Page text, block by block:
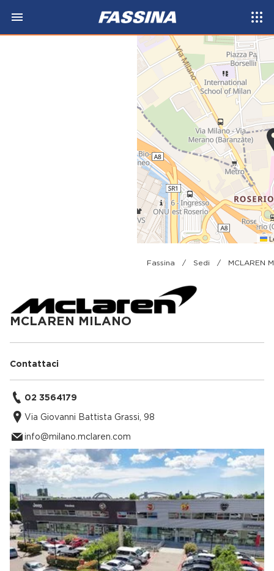
Fassina / Sedi / MCLAREN
MCLAREN MILANO
Contattaci
02 3564179
Via Giovanni Battista Grassi, 98
info@milano.mclaren.com